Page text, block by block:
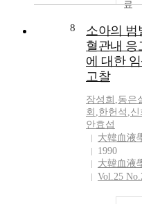
8
소아의 범
혈관내 응
에 대한
고찰
장성희 ,동은
회 ,한헌석 ,
안효섭
大韓血液
1990
大韓血液
Vol.25